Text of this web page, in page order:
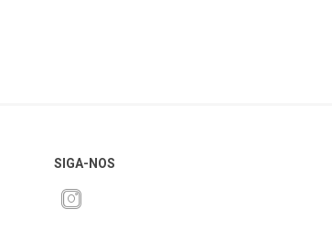
SIGA-NOS